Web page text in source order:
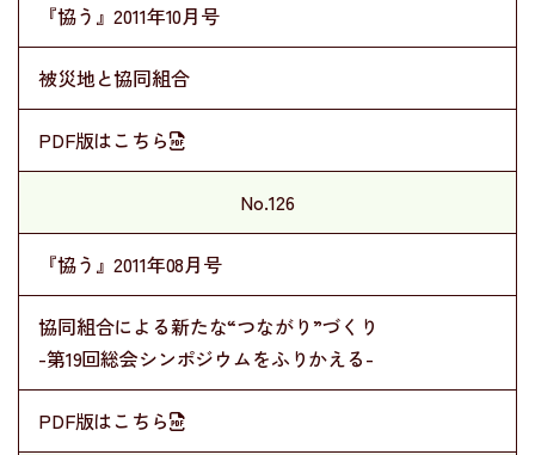
『協う』2011年10月号
被災地と協同組合
PDF版はこちら
No.126
『協う』2011年08月号
協同組合による新たな“つながり”づくり
-第19回総会シンポジウムをふりかえる-
PDF版はこちら